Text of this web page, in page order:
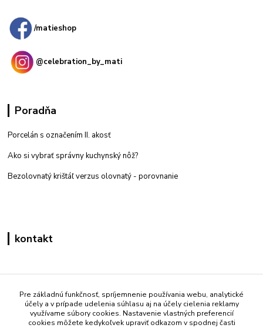
/matieshop
@celebration_by_mati
Poradňa
Porcelán s označením II. akosť
Ako si vybrať správny kuchynský nôž?
Bezolovnatý krištáľ verzus olovnatý - porovnanie
kontakt
+421 908 861 051
(Po - Pia 7:30-15:30)
Pre základnú funkčnosť, spríjemnenie používania webu, analytické
účely a v prípade udelenia súhlasu aj na účely cielenia reklamy
využívame súbory cookies. Nastavenie vlastných preferencií
cookies môžete kedykoľvek upraviť odkazom v spodnej časti